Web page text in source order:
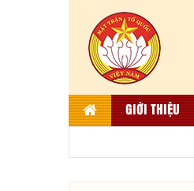
GIỚI THIỆU